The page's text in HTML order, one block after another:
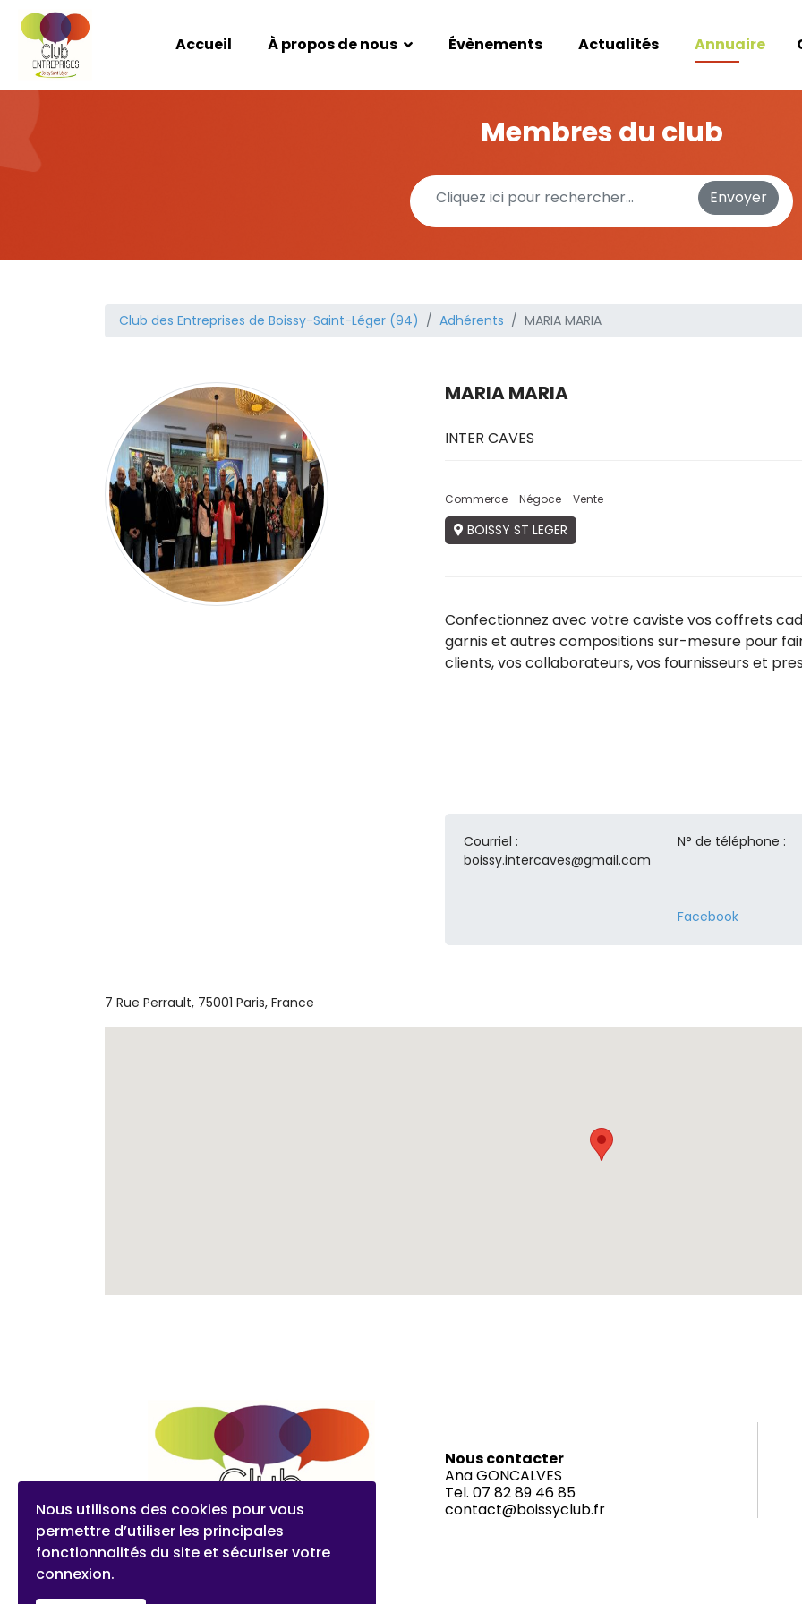
Accueil À propos de nous Évènements Actualités Annuaire
Membres du club
Envoyer
Club des Entreprises de Boissy-Saint-Léger (94) Adhérents MARIA MARIA
MARIA MARIA
INTER CAVES
Commerce - Négoce - Vente
BOISSY ST LEGER
Confectionnez avec votre caviste vos coffrets
garnis et autres compositions sur-mesure pour
clients, vos collaborateurs, vos fournisseurs et
Courriel :
boissy.intercaves@gmail.com
N° de téléphone :
Facebook
7 Rue Perrault, 75001 Paris, France
Nous contacter
Ana GONCALVES
Tel. 07 82 89 46 85
contact@boissyclub.fr
Nous utilisons des cookies pour vous
permettre d’utiliser les principales
fonctionnalités du site et sécuriser votre
connexion.